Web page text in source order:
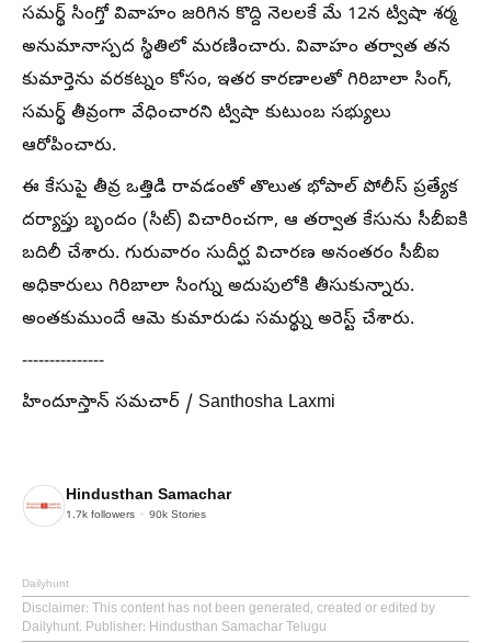
సమర్థ్ సింగ్తో వివాహం జరిగిన కొద్ది నెలలకే మే 12న ట్విషా శర్మ
అనుమానాస్పద స్థితిలో మరణించారు. వివాహం తర్వాత తన
కుమార్తెను వరకట్నం కోసం, ఇతర కారణాలతో గిరిబాలా సింగ్,
సమర్థ్ తీవ్రంగా వేధించారని ట్విషా కుటుంబ సభ్యులు
ఆరోపించారు.
ఈ కేసుపై తీవ్ర ఒత్తిడి రావడంతో తొలుత భోపాల్ పోలీస్ ప్రత్యేక
దర్యాప్తు బృందం (సిట్) విచారించగా, ఆ తర్వాత కేసును సీబీఐకి
బదిలీ చేశారు. గురువారం సుదీర్ఘ విచారణ అనంతరం సీబీఐ
అధికారులు గిరిబాలా సింగ్ను అదుపులోకి తీసుకున్నారు.
అంతకుముందే ఆమె కుమారుడు సమర్థ్ను అరెస్ట్ చేశారు.
---------------
హిందూస్తాన్ సమచార్ / Santhosha Laxmi
Hindusthan Samachar
1.7k followers 90k Stories
Dailyhunt
Disclaimer: This content has not been generated, created or edited by
Dailyhunt. Publisher: Hindusthan Samachar Telugu